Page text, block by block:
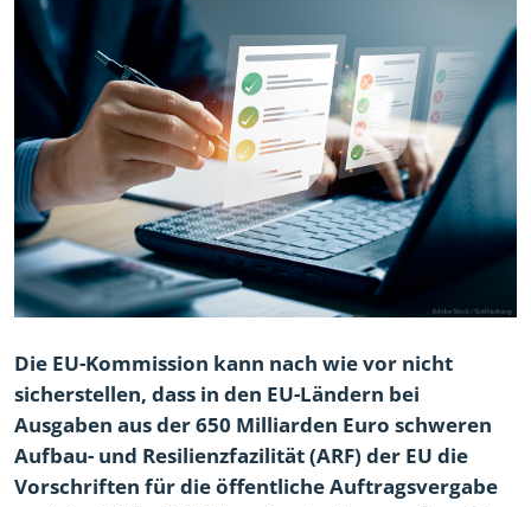
Die EU-Kommission kann nach wie vor nicht
sicherstellen, dass in den EU-Ländern bei
Ausgaben aus der 650 Milliarden Euro schweren
Aufbau- und Resilienzfazilität (ARF) der EU die
Vorschriften für die öffentliche Auftragsvergabe